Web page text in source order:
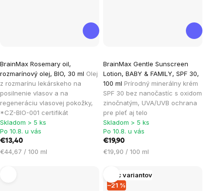
BrainMax Rosemary oil,
rozmarínový olej, BIO, 30 ml Olej
z rozmarínu lekárskeho na
posilnenie vlasov a na
regeneráciu vlasovej pokožky,
*CZ-BIO-001 certifikát
Skladom > 5 ks
Po 10.8. u vás
€13,40
Jednotková
€44,67 / 100 ml
BrainMax Gentle Sunscreen
Lotion, BABY & FAMILY, SPF 30,
100 ml Prírodný minerálny krém
SPF 30 bez nanočastíc s oxidom
zinočnatým, UVA/UVB ochrana
pre pleť aj telo
Skladom > 5 ks
Po 10.8. u vás
€19,90
Jednotková
€19,90 / 100 ml
–21 %
Viac variantov